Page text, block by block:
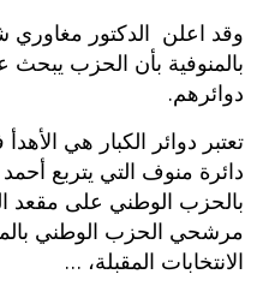
وقد اعلن الدكتور
بالمنوفية بأن الحزب
دوائرهم‮.‬
تعتبر دوائر الكبار هي
دائرة منوف التي يتربع
بالحزب الوطني على مقعد
مرشحي الحزب الوطني
الانتخابات المقبلة،‮ …